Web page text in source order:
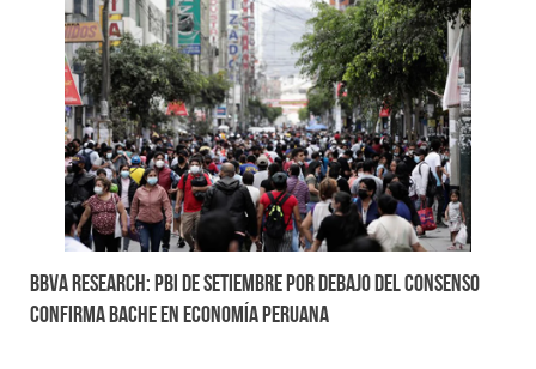
BBVA Research: PBI de setiembre por debajo del consenso
confirma bache en economía peruana